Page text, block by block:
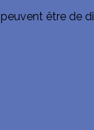
être de